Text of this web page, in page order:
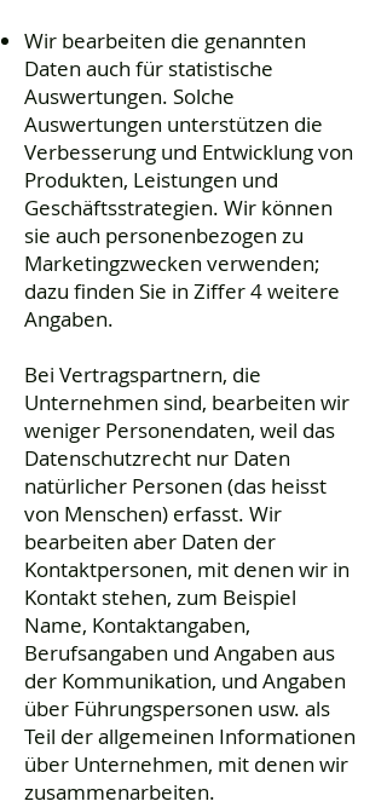
Wir bearbeiten die genannten
Daten auch für statistische
Auswertungen. Solche
Auswertungen unterstützen die
Verbesserung und Entwicklung von
Produkten, Leistungen und
Geschäftsstrategien. Wir können
sie auch personenbezogen zu
Marketingzwecken verwenden;
dazu finden Sie in Ziffer 4 weitere
Angaben.
Bei Vertragspartnern, die
Unternehmen sind, bearbeiten wir
weniger Personendaten, weil das
Datenschutzrecht nur Daten
natürlicher Personen (das heisst
von Menschen) erfasst. Wir
bearbeiten aber Daten der
Kontaktpersonen, mit denen wir in
Kontakt stehen, zum Beispiel
Name, Kontaktangaben,
Berufsangaben und Angaben aus
der Kommunikation, und Angaben
über Führungspersonen usw. als
Teil der allgemeinen Informationen
über Unternehmen, mit denen wir
zusammenarbeiten.